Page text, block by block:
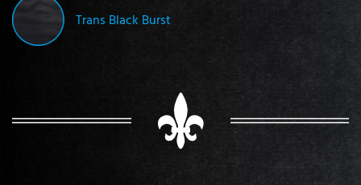
Trans Black Burst